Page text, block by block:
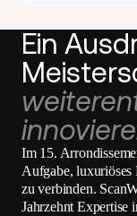
Ein
Im 15.
Aufgabe,
zu verbinden.
Jahrzehnt Expertise